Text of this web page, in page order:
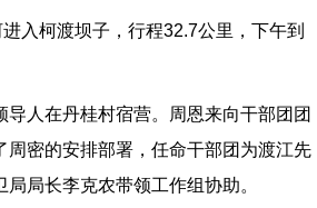
入柯渡坝子，行程32.7公里，下午到
人在丹桂村宿营。周恩来向干部团团
密的安排部署，任命干部团为渡江先
局长李克农带领工作组协助。